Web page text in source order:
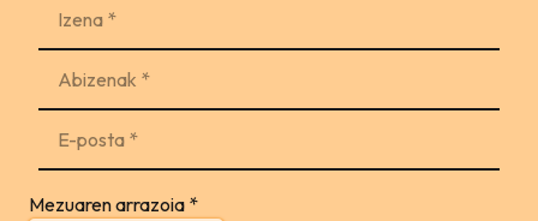
Mezuaren arrazoia *